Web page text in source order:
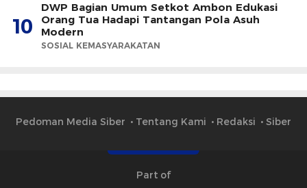
10
DWP Bagian Umum Setkot Ambon Edukasi
Orang Tua Hadapi Tantangan Pola Asuh
Modern
SOSIAL KEMASYARAKATAN
Pedoman Media Siber Tentang Kami Redaksi Siber
Part of